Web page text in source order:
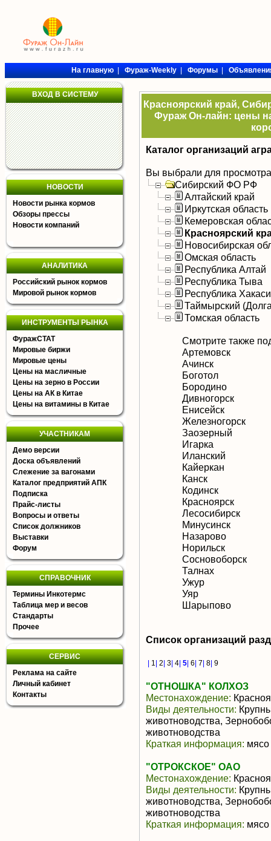
На главную|Фураж-Weekly|Форумы|
ВХОД В СИСТЕМУ
НОВОСТИ
Новости рынка кормов
Обзоры прессы
Новости компаний
АНАЛИТИКА
Российский рынок кормов
Мировой рынок кормов
ИНСТРУМЕНТЫ РЫНКА
ФуражСТАТ
Мировые биржи
Мировые цены
Цены на масличные
Цены на зерно в России
Цены на АК в Китае
Цены на витамины в Китае
УЧАСТНИКАМ
Демо версии
Доска объявлений
Слежение за вагонами
Каталог предприятий АПК
Подписка
Прайс-листы
Вопросы и ответы
Список должников
Выставки
Форум
СПРАВОЧНИК
Термины Инкотермс
Таблица мер и весов
Стандарты
Прочее
СЕРВИС
Реклама на сайте
Личный кабинет
Контакты
Красноярский край,
Фураж Он-лайн: цены
Каталог организаций
Вы выбрали для
Сибирский ФО РФ
Алтайский край
Иркутская область
Кемеровская
Красноярский
Новосибирская
Омская область
Республика Алтай
Республика Тыва
Республика
Таймырский
Томская область
Смотрите также
Артемовск
Ачинск
Боготол
Бородино
Дивногорск
Енисейск
Железногорск
Заозерный
Игарка
Иланский
Кайеркан
Канск
Кодинск
Красноярск
Лесосибирск
Минусинск
Назарово
Норильск
Сосновоборск
Талнах
Ужур
Уяр
Шарыпово
Список организаций
1 2 3 4 5 6 7 8 9
"ОТНОШКА" КОЛХОЗ
Местонахождение:
Виды деятельности:
животноводства,
животноводства
Краткая информация: мясо
"ОТРОКСКОЕ" ОАО
Местонахождение:
Виды деятельности:
животноводства,
животноводства
Краткая информация: мясо